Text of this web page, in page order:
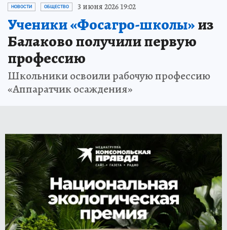
НОВОСТИ ОБЩЕСТВО 3 июня 2026 19:02
Ученики «Фосагро-школы»из
Балаково получили первую
профессию
Школьники освоили рабочую профессию
«Аппаратчик осаждения»